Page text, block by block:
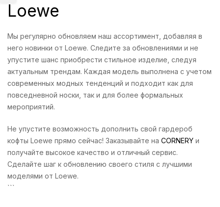
Loewe
Мы регулярно обновляем наш ассортимент, добавляя в
него новинки от Loewe. Следите за обновлениями и не
упустите шанс приобрести стильное изделие, следуя
актуальным трендам. Каждая модель выполнена с учетом
современных модных тенденций и подходит как для
повседневной носки, так и для более формальных
мероприятий.
Не упустите возможность дополнить свой гардероб
кофты Loewe прямо сейчас! Заказывайте на CORNERY и
получайте высокое качество и отличный сервис.
Сделайте шаг к обновлению своего стиля с лучшими
моделями от Loewe.
```